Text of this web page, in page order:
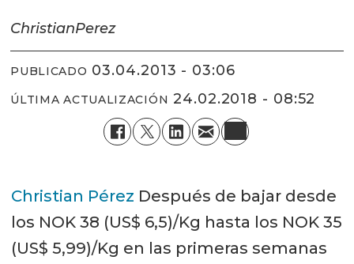
ChristianPerez
PUBLICADO 03.04.2013 - 03:06
ÚLTIMA ACTUALIZACIÓN 24.02.2018 - 08:52
Christian Pérez Después de bajar desde
los NOK 38 (US$ 6,5)/Kg hasta los NOK 35
(US$ 5,99)/Kg en las primeras semanas